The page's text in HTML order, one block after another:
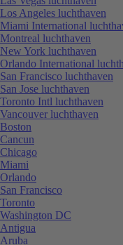
Los Angeles luchthaven
Miami International
Montreal luchthaven
New York luchthaven
Orlando International
San Francisco luchthaven
San Jose luchthaven
Toronto Intl luchthaven
Vancouver luchthaven
Boston
Cancun
Chicago
Miami
Orlando
San Francisco
Toronto
Washington DC
Antigua
Aruba